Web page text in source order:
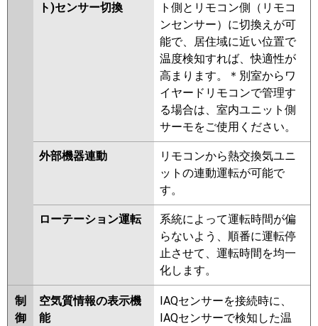
ト)センサー切換
ト側とリモコン側（リモコ
ンセンサー）に切換えが可
能で、居住域に近い位置で
温度検知すれば、快適性が
高まります。＊別室からワ
イヤードリモコンで管理す
る場合は、室内ユニット側
サーモをご使用ください。
外部機器連動
リモコンから熱交換気ユニ
ットの連動運転が可能で
す。
ローテーション運転
系統によって運転時間が偏
らないよう、順番に運転停
止させて、運転時間を均一
化します。
制
御
空気質情報の表示機
能
IAQセンサーを接続時に、
IAQセンサーで検知した温